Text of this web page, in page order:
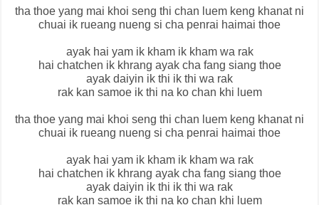
tha thoe yang mai khoi seng thi chan luem keng khanat ni
chuai ik rueang nueng si cha penrai haimai thoe
ayak hai yam ik kham ik kham wa rak
hai chatchen ik khrang ayak cha fang siang thoe
ayak daiyin ik thi ik thi wa rak
rak kan samoe ik thi na ko chan khi luem
tha thoe yang mai khoi seng thi chan luem keng khanat ni
chuai ik rueang nueng si cha penrai haimai thoe
ayak hai yam ik kham ik kham wa rak
hai chatchen ik khrang ayak cha fang siang thoe
ayak daiyin ik thi ik thi wa rak
rak kan samoe ik thi na ko chan khi luem